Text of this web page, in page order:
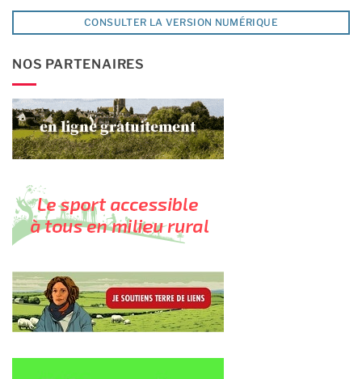
CONSULTER LA VERSION NUMÉRIQUE
NOS PARTENAIRES